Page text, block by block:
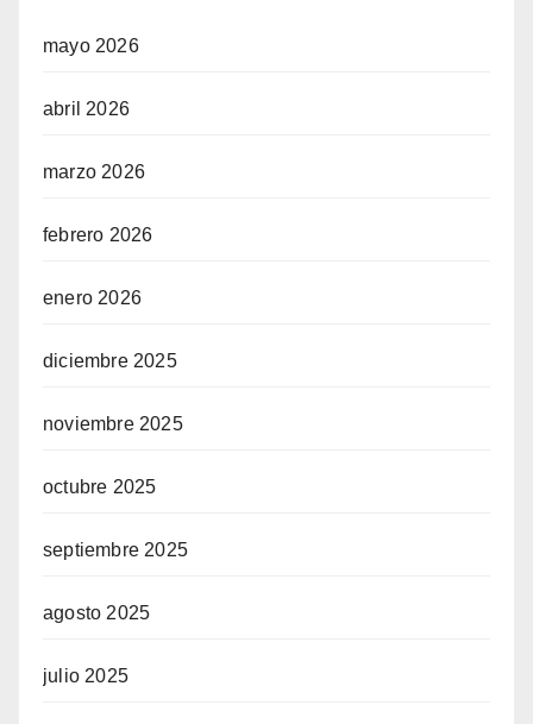
mayo 2026
abril 2026
marzo 2026
febrero 2026
enero 2026
diciembre 2025
noviembre 2025
octubre 2025
septiembre 2025
agosto 2025
julio 2025